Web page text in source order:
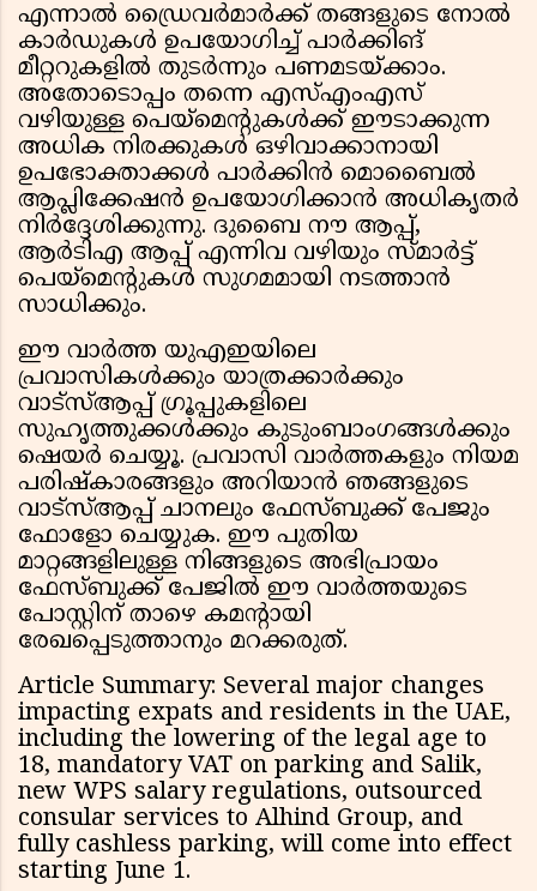
എന്നാൽ ഡ്രൈവർമാർക്ക് തങ്ങളുടെ നോൽ
കാർഡുകൾ ഉപയോഗിച്ച് പാർക്കിങ്
മീറ്ററുകളിൽ തുടർന്നും പണമടയ്ക്കാം.
അതോടൊപ്പം തന്നെ എസ്എംഎസ്
വഴിയുള്ള പെയ്‌മെന്റുകൾക്ക് ഈടാക്കുന്ന
അധിക നിരക്കുകൾ ഒഴിവാക്കാനായി
ഉപഭോക്താക്കൾ പാർക്കിൻ മൊബൈൽ
ആപ്ലിക്കേഷൻ ഉപയോഗിക്കാൻ അധികൃതർ
നിർദ്ദേശിക്കുന്നു. ദുബൈ നൗ ആപ്പ്,
ആർടിഎ ആപ്പ് എന്നിവ വഴിയും സ്മാർട്ട്
പെയ്‌മെന്റുകൾ സുഗമമായി നടത്താൻ
സാധിക്കും.
ഈ വാർത്ത യുഎഇയിലെ
പ്രവാസികൾക്കും യാത്രക്കാർക്കും
വാട്സ്ആപ്പ് ഗ്രൂപ്പുകളിലെ
സുഹൃത്തുക്കൾക്കും കുടുംബാംഗങ്ങൾക്കും
ഷെയർ ചെയ്യൂ. പ്രവാസി വാർത്തകളും നിയമ
പരിഷ്കാരങ്ങളും അറിയാൻ ഞങ്ങളുടെ
വാട്സ്ആപ്പ് ചാനലും ഫേസ്ബുക്ക് പേജും
ഫോളോ ചെയ്യുക. ഈ പുതിയ
മാറ്റങ്ങളിലുള്ള നിങ്ങളുടെ അഭിപ്രായം
ഫേസ്ബുക്ക് പേജിൽ ഈ വാർത്തയുടെ
പോസ്റ്റിന് താഴെ കമന്റായി
രേഖപ്പെടുത്താനും മറക്കരുത്.
Article Summary: Several major changes
impacting expats and residents in the UAE,
including the lowering of the legal age to
18, mandatory VAT on parking and Salik,
new WPS salary regulations, outsourced
consular services to Alhind Group, and
fully cashless parking, will come into effect
starting June 1.